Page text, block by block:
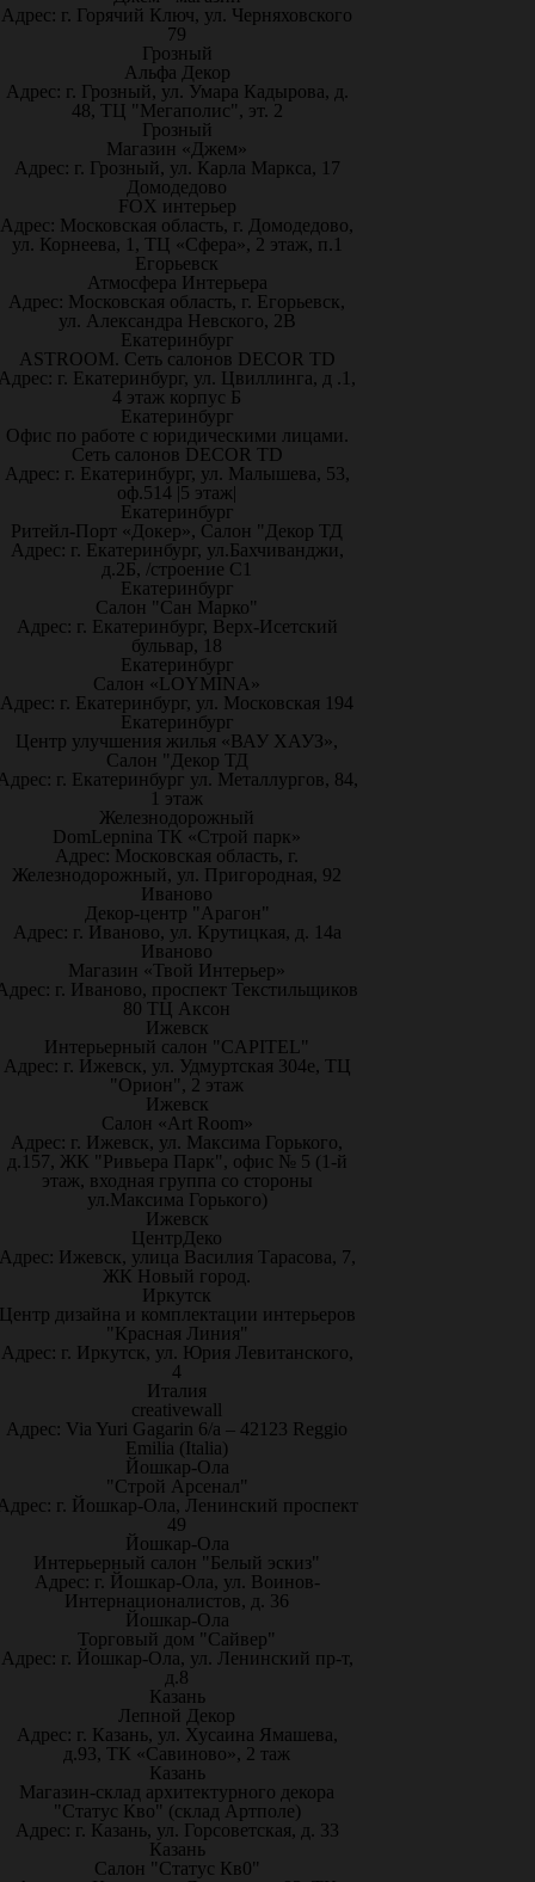
Адрес: г. Горячий Ключ, ул. Черняховского
79
Грозный
Альфа Декор
Адрес: г. Грозный, ул. Умара Кадырова, д.
48, ТЦ "Мегаполис", эт. 2
Грозный
Магазин «Джем»
Адрес: г. Грозный, ул. Карла Маркса, 17
Домодедово
FOX интерьер
Адрес: Московская область, г. Домодедово,
ул. Корнеева, 1, ТЦ «Сфера», 2 этаж, п.1
Егорьевск
Атмосфера Интерьера
Адрес: Московская область, г. Егорьевск,
ул. Александра Невского, 2В
Екатеринбург
ASTROOM. Сеть салонов DECOR TD
г. Екатеринбург, ул. Цвиллинга, д .1,
4 этаж корпус Б
Екатеринбург
Офис по работе с юридическими лицами.
Сеть салонов DECOR TD
Адрес: г. Екатеринбург, ул. Малышева, 53,
оф.514 |5 этаж|
Екатеринбург
Ритейл-Порт «Докер», Салон "Декор ТД
Адрес: г. Екатеринбург, ул.Бахчиванджи,
д.2Б, /строение С1
Екатеринбург
Салон "Сан Марко"
Адрес: г. Екатеринбург, Верх-Исетский
бульвар, 18
Екатеринбург
Салон «LOYMINA»
Адрес: г. Екатеринбург, ул. Московская 194
Екатеринбург
Центр улучшения жилья «ВАУ ХАУЗ»,
Салон "Декор ТД
г. Екатеринбург ул. Металлургов, 84,
1 этаж
Железнодорожный
DomLepnina ТК «Строй парк»
Адрес: Московская область, г.
Железнодорожный, ул. Пригородная, 92
Иваново
Декор-центр "Арагон"
Адрес: г. Иваново, ул. Крутицкая, д. 14а
Иваново
Магазин «Твой Интерьер»
г. Иваново, проспект Текстильщиков
80 ТЦ Аксон
Ижевск
Интерьерный салон "CAPITEL"
Адрес: г. Ижевск, ул. Удмуртская 304е, ТЦ
"Орион", 2 этаж
Ижевск
Салон «Art Room»
Адрес: г. Ижевск, ул. Максима Горького,
д.157, ЖК "Ривьера Парк", офис № 5 (1-й
этаж, входная группа со стороны
ул.Максима Горького)
Ижевск
ЦентрДеко
Ижевск, улица Василия Тарасова, 7,
ЖК Новый город.
Иркутск
дизайна и комплектации интерьеров
"Красная Линия"
Адрес: г. Иркутск, ул. Юрия Левитанского,
4
Италия
creativewall
Адрес: Via Yuri Gagarin 6/a – 42123 Reggio
Emilia (Italia)
Йошкар-Ола
"Строй Арсенал"
г. Йошкар-Ола, Ленинский проспект
49
Йошкар-Ола
Интерьерный салон "Белый эскиз"
Адрес: г. Йошкар-Ола, ул. Воинов-
Интернационалистов, д. 36
Йошкар-Ола
Торговый дом "Сайвер"
Адрес: г. Йошкар-Ола, ул. Ленинский пр-т,
д.8
Казань
Лепной Декор
Адрес: г. Казань, ул. Хусаина Ямашева,
д.93, ТК «Савиново», 2 таж
Казань
Магазин-склад архитектурного декора
"Статус Кво" (склад Артполе)
Адрес: г. Казань, ул. Горсоветская, д. 33
Казань
Салон "Статус Кв0"